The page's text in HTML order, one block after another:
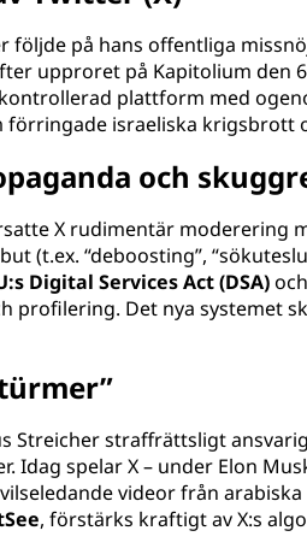
följde på hans offentliga
upproret på Kapitolium den
plattform med
förringade israeliska krigsbrott
och
X rudimentär
(t.ex. “deboosting”,
Digital Services Act (DSA)och
profilering. Det nya systemet
Streicher straffrättsligt
Idag spelar X – under Elon
videor från
, förstärks kraftigt av X:s